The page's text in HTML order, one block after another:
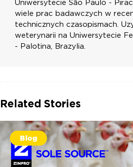
Uniwersytecie São Paulo -
wiele prac badawczych w
technicznych czasopismach.
weterynarii na Uniwersytecie
- Palotina, Brazylia.
Related Stories
Blog